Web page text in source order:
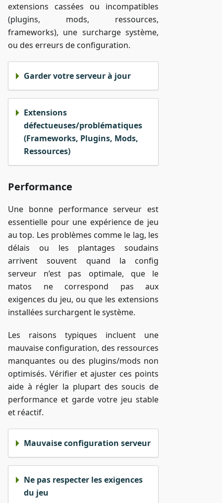
extensions cassées ou incompatibles
(plugins, mods, ressources,
frameworks), une surcharge système,
ou des erreurs de configuration.
Garder votre serveur à jour
Extensions
défectueuses/problématiques
(Frameworks, Plugins, Mods,
Ressources)
Performance
Une bonne performance serveur est
essentielle pour une expérience de jeu
au top. Les problèmes comme le lag, les
délais ou les plantages soudains
arrivent souvent quand la config
serveur n’est pas optimale, que le
matos ne correspond pas aux
exigences du jeu, ou que les extensions
installées surchargent le système.
Les raisons typiques incluent une
mauvaise configuration, des ressources
manquantes ou des plugins/mods non
optimisés. Vérifier et ajuster ces points
aide à régler la plupart des soucis de
performance et garde votre jeu stable
et réactif.
Mauvaise configuration serveur
Ne pas respecter les exigences
du jeu